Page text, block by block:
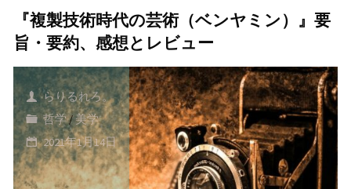
ト
レ
ス
（＜
者
へ
向
か
『複製技術時代の芸術（ベンヤミン）』要
旨・要約、感想とレビュー
らりるれろ。
哲学/美学
2021年1月14日